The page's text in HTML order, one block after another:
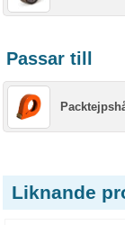
Passar till
Liknande